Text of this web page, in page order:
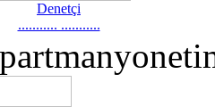
Denetçi
........... ...........